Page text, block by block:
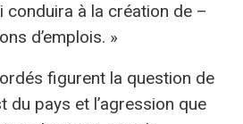
conduira à la création de –
d’emplois. »
figurent la question de
du pays et l’agression que